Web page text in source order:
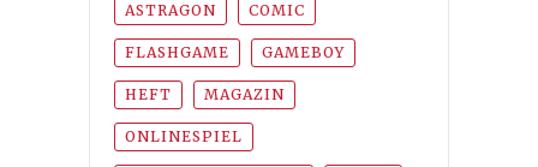
ASTRAGON COMIC
FLASHGAME GAMEBOY
HEFT MAGAZIN
ONLINESPIEL